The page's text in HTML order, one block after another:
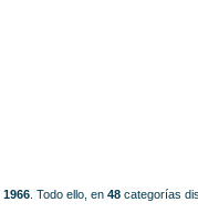
1966 Todo ello, en 48 categorías